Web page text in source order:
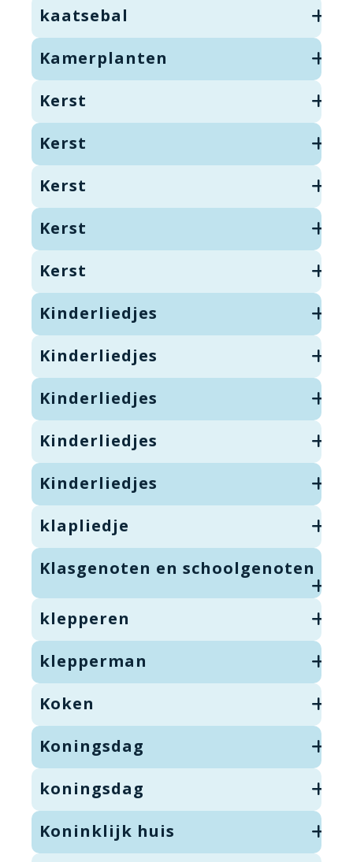
kaatsebal
Kamerplanten
Kerst
Kerst
Kerst
Kerst
Kerst
Kinderliedjes
Kinderliedjes
Kinderliedjes
Kinderliedjes
Kinderliedjes
klapliedje
Klasgenoten en schoolgenoten
klepperen
klepperman
Koken
Koningsdag
koningsdag
Koninklijk huis